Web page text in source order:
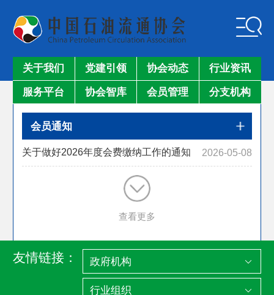
关于我们 党建引领 协会动态 行业资讯
服务平台 协会智库 会员管理 分支机构
会员通知
关于做好2026年度会费缴纳工作的通知 2026-05-08
查看更多
友情链接：